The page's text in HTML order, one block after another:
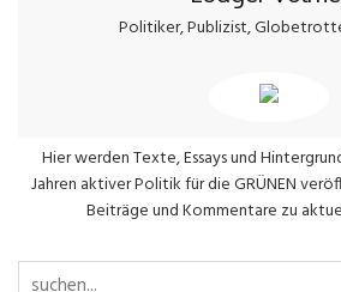
Politiker, Publizist,
Hier werden Texte, Essays und
Jahren aktiver Politik für die GRÜNEN
Beiträge und Kommentare zu
Suchen nach: